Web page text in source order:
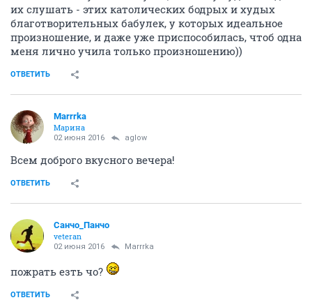
их слушать - этих католических бодрых и худых
благотворительных бабулек, у которых идеальное
произношение, и даже уже приспособилась, чтоб одна
меня лично учила только произношению))
ОТВЕТИТЬ
Marrrka
Марина
02 июня 2016 aglow
Всем доброго вкусного вечера!
ОТВЕТИТЬ
Cанчо_Панчо
veteran
02 июня 2016 Marrrka
пожрать езть чо?
ОТВЕТИТЬ